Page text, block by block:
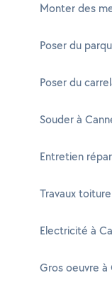
Monter des
Poser du
Poser du
Souder à
Entretien
Travaux
Electricité à
Gros oeuvre à